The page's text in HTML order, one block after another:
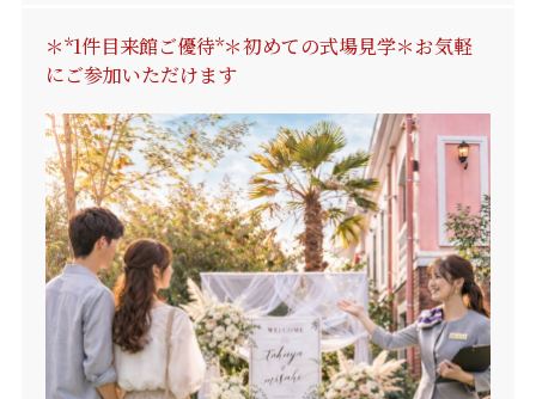
＊*1件目来館ご優待*＊初めての式場見学＊お気軽
にご参加いただけます